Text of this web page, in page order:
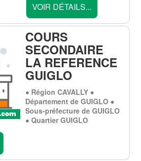
VOIR DÉTAILS...
COURS
SECONDAIRE
LA REFERENCE
GUIGLO
● Région CAVALLY ●
Département de GUIGLO ●
Sous-préfecture de GUIGLO
● Quartier GUIGLO